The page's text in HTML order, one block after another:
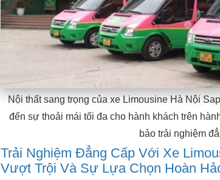
Nội thất sang trọng của xe Limousine Hà Nội
đến sự thoải mái tối đa cho hành khách trên
bảo trải nghiệm
Trải Nghiệm Đẳng Cấp Với Xe
Vượt Trội Và Sự Lựa Chọn Hoàn